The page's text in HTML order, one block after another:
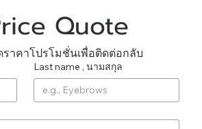
ราคาโปรโมชั่นเพื่อติดต่อกลับ
Last name , นามสกุล